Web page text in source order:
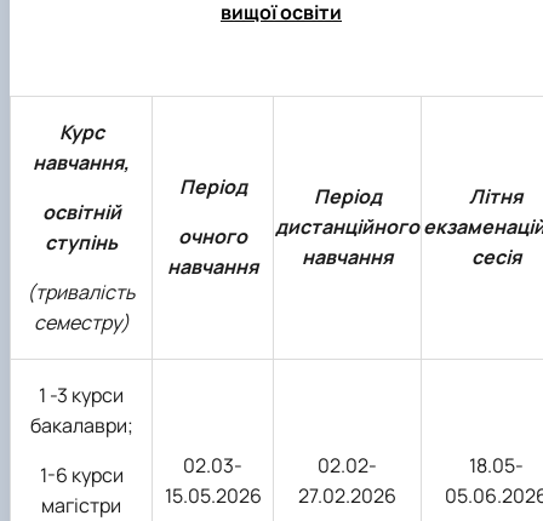
вищої освіти
Курс
навчання,
освітній
ступінь
(тривалість
семестру)
Період
очного
навчання
Період
дистанційного
навчання
Літня
сесія
1 -3 курси
бакалаври;
1-6 курси
магістри
02.03-
15.05.2026
02.02-
27.02.2026
18.05-